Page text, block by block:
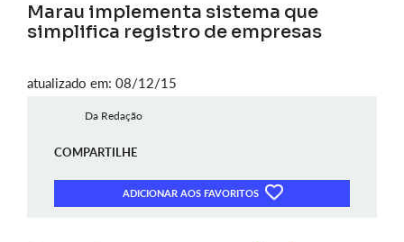
Marau implementa sistema que
simplifica registro de empresas
atualizado em: 08/12/15
Da Redação
COMPARTILHE
ADICIONAR AOS FAVORITOS